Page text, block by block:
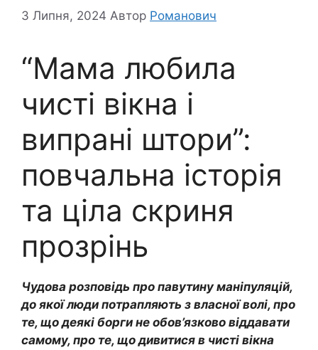
3 Липня, 2024 Автор Романович
“Мама любила
чисті вікна і
випрані штори”:
повчальна історія
та ціла скриня
прозрінь
Чудова розповідь про павутину маніпуляцій,
до якої люди потрапляють з власної волі, про
те, що деякі борги не обов’язково віддавати
самому, про те, що дивитися в чисті вікна